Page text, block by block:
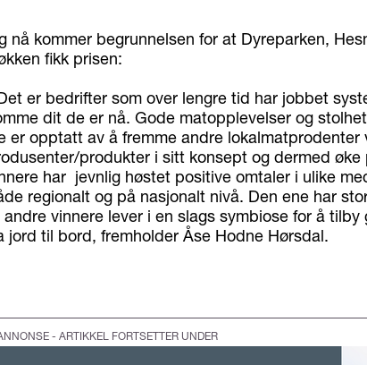
nå kommer begrunnelsen for at Dyreparken,
fikk prisen:
er bedrifter som over lengre tid har jobbet
dit de er nå. Gode matopplevelser og
er opptatt av å fremme andre lokalmatprodenter
produkter i sitt konsept og dermed
har jevnlig høstet positive omtaler i ulike
regionalt og på nasjonalt nivå. Den ene har
andre vinnere lever i en slags symbiose for å
jord til bord, fremholder Åse Hodne Hørsdal.
- ARTIKKEL FORTSETTER UNDER